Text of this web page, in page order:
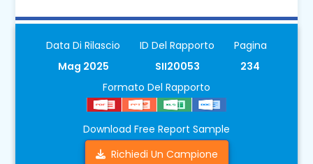
Data Di Rilascio
Mag 2025
ID Del Rapporto
SII20053
Pagina
234
Formato Del Rapporto
Download Free Report Sample
Richiedi Un Campione